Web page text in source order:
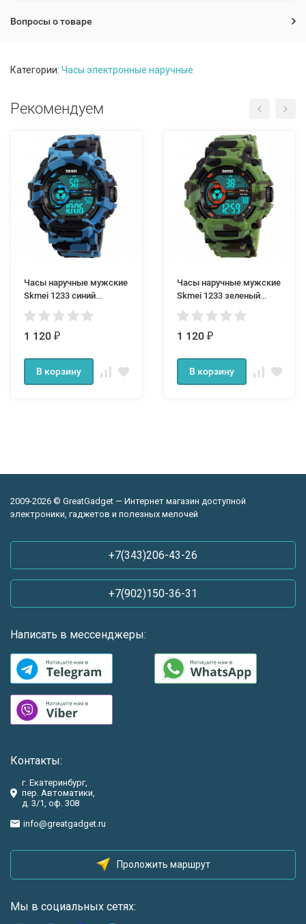
Вопросы о товаре
Категории: Часы электронные наручные
Рекомендуем
Часы наручные мужские
Skmei 1233 синий
камуфляж
1 120 ₽
В корзину
Часы наручные мужские
Skmei 1233 зеленый
камуфляж
1 120 ₽
В корзину
2009-2026 © GreatGadget — Интернет магазин доступной
электроники, гаджетов и полезных мелочей
+7(343)206-43-26
+7(902)150-36-31
Написать в мессенджеры:
Контакты:
г. Екатеринбург,
пер. Автоматики,
д. 3/1, оф. 308
info@greatgadget.ru
Проложить маршрут
Мы в социальных сетях: